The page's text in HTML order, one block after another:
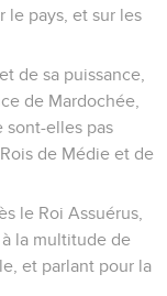
le pays, et sur les
de sa puissance,
de Mardochée,
sont-elles pas
de Médie et de
le Roi Assuérus,
la multitude de
et parlant pour la